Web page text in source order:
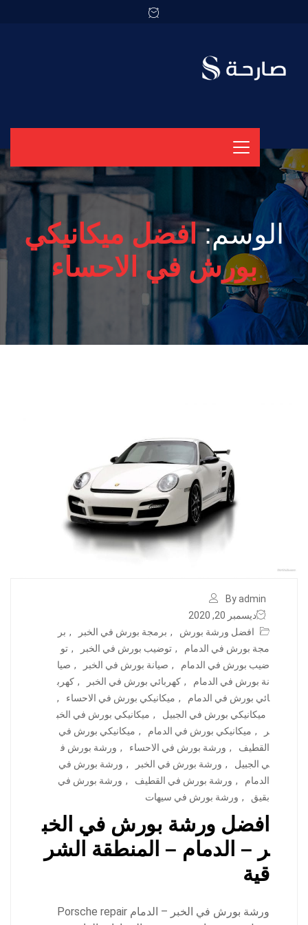
الوسم:افضل ميكانيكي
بورش في الاحساء
By admin
ديسمبر 20, 2020
افضل ورشة بورش
, برمجة بورش في الخبر , بر
مجة بورش في الدمام
, توضيب بورش في الخبر , تو
ضيب بورش في الدمام
, صيانة بورش في الخبر , صيا
نة بورش في الدمام
, كهربائي بورش في الخبر , كهرب
ائي بورش في الدمام
, ميكانيكي بورش في الاحساء
,
ميكانيكي بورش في الجبيل
, ميكانيكي بورش في الخب
ر
, ميكانيكي بورش في الدمام , ميكانيكي بورش في
القطيف
, ورشة بورش في الاحساء , ورشة بورش ف
ي الجبيل
, ورشة بورش في الخبر , ورشة بورش في
الدمام
, ورشة بورش في القطيف , ورشة بورش في
بقيق
, ورشة بورش في سيهات
افضل ورشة بورش في الخب
ر – الدمام – المنطقة الشر
قية
ورشة بورش في الخبر – الدمام Porsche repair